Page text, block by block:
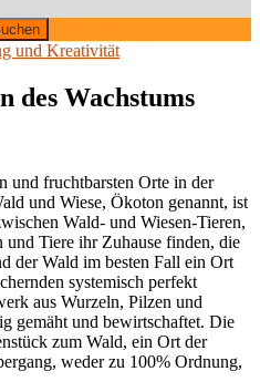
und Kreativität
des Wachstums
und fruchtbarsten Orte in der
und Wiese, Ökoton genannt, ist
Wald- und Wiesen-Tieren,
und Tiere ihr Zuhause finden, die
der Wald im besten Fall ein Ort
systemisch perfekt
aus Wurzeln, Pilzen und
gemäht und bewirtschaftet. Die
zum Wald, ein Ort der
weder zu 100% Ordnung,